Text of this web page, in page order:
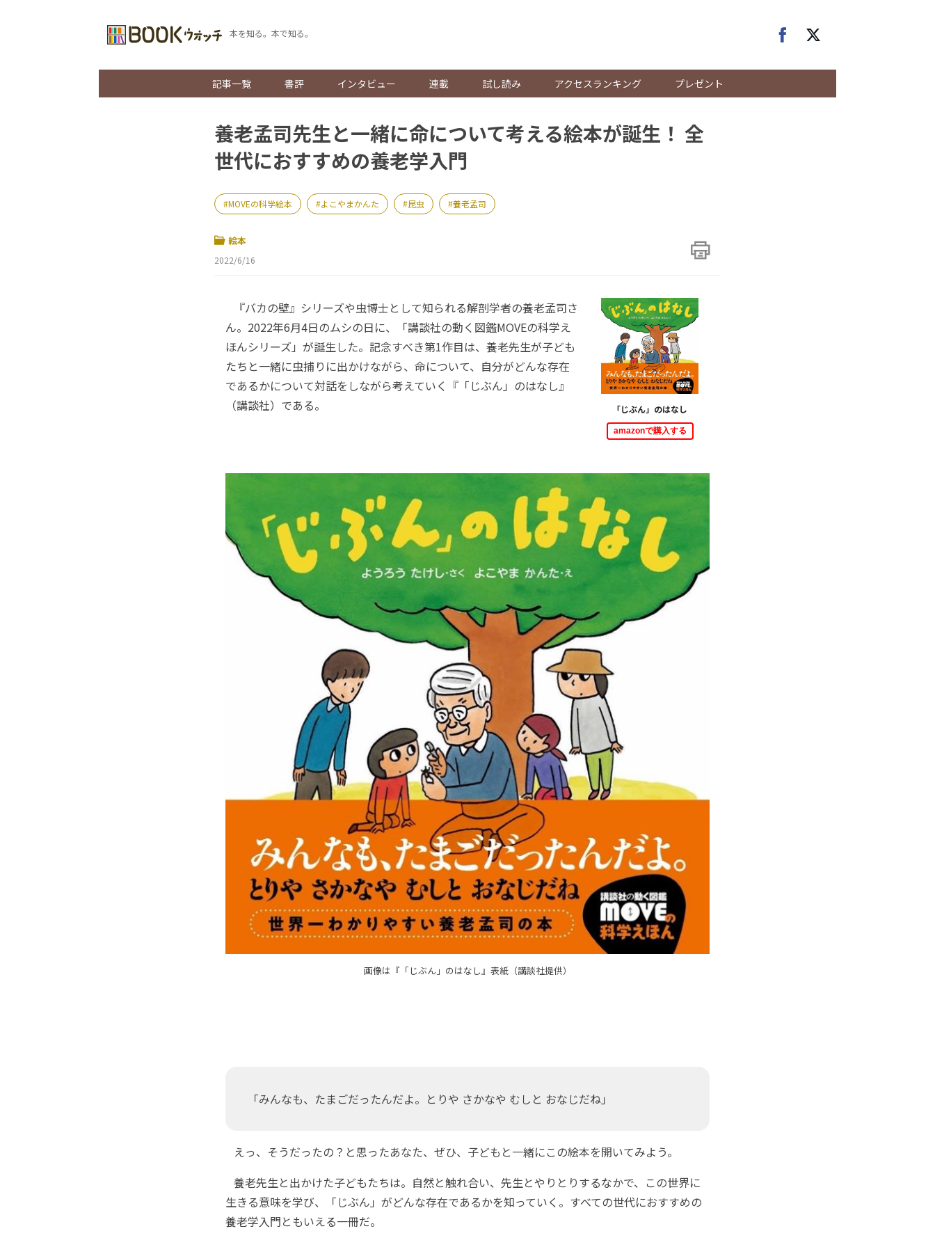
本を知る。本で知る。
記事一覧 書評 インタビュー 連載 試し読み アクセスランキング プレゼント
養老孟司先生と一緒に命について考える絵本が誕生！ 全
世代におすすめの養老学入門
MOVEの科学絵本 よこやまかんた 昆虫 養老孟司
絵本
2022/6/16
「じぶん」のはなし
amazonで購入する
『バカの壁』シリーズや虫博士として知られる解剖学者の養老孟司さ
ん。2022年6月4日のムシの日に、「講談社の動く図鑑MOVEの科学え
ほんシリーズ」が誕生した。記念すべき第1作目は、養老先生が子ども
たちと一緒に虫捕りに出かけながら、命について、自分がどんな存在
であるかについて対話をしながら考えていく『「じぶん」のはなし』
（講談社）である。
画像は『「じぶん」のはなし』表紙（講談社提供）
「みんなも、たまごだったんだよ。とりや さかなや むしと おなじだね」
えっ、そうだったの？と思ったあなた、ぜひ、子どもと一緒にこの絵本を開いてみよう。
養老先生と出かけた子どもたちは。自然と触れ合い、先生とやりとりするなかで、この世界に
生きる意味を学び、「じぶん」がどんな存在であるかを知っていく。すべての世代におすすめの
養老学入門ともいえる一冊だ。